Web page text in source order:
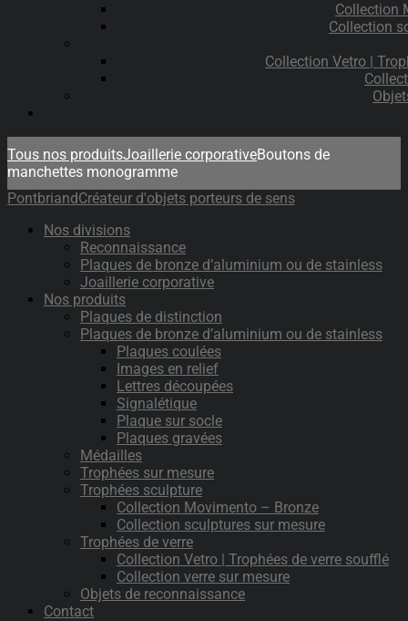
Collection
Collection
Collection Vetro |
Tous nos produitsJoaillerie corporativeBoutons de
manchettes monogramme
PontbriandCréateur d'objets porteurs de sens
Nos divisions
Reconnaissance
Plaques de bronze d’aluminium ou de stainless
Joaillerie corporative
Nos produits
Plaques de distinction
Plaques de bronze d’aluminium ou de stainless
Plaques coulées
Images en relief
Lettres découpées
Signalétique
Plaque sur socle
Plaques gravées
Médailles
Trophées sur mesure
Trophées sculpture
Collection Movimento – Bronze
Collection sculptures sur mesure
Trophées de verre
Collection Vetro | Trophées de verre soufflé
Collection verre sur mesure
Objets de reconnaissance
Contact